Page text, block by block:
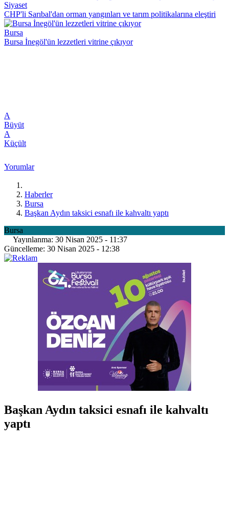
Siyaset
CHP'li Sarıbal'dan orman yangınları ve tarım politikalarına eleştiri
Bursa
Bursa İnegöl'ün lezzetleri vitrine çıkıyor
A
Büyüt
A
Küçült
Yorumlar
Haberler
Bursa
Başkan Aydın taksici esnafı ile kahvaltı yaptı
Bursa
Yayınlanma: 30 Nisan 2025 - 11:37
Güncelleme: 30 Nisan 2025 - 12:38
Başkan Aydın taksici esnafı ile kahvaltı
yaptı